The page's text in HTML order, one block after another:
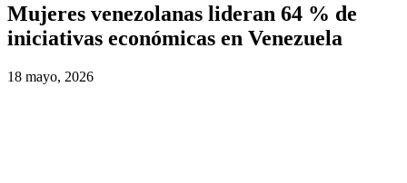
Mujeres venezolanas lideran 64 % de
iniciativas económicas en Venezuela
18 mayo, 2026